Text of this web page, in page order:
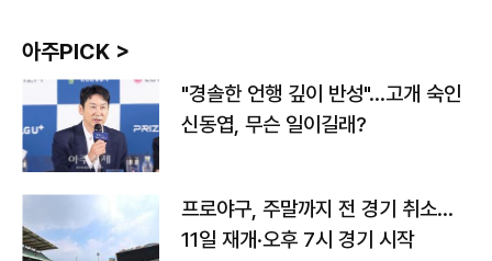
아주PICK >
"경솔한 언행 깊이 반성"…고개 숙인
신동엽, 무슨 일이길래?
프로야구, 주말까지 전 경기 취소…
11일 재개·오후 7시 경기 시작